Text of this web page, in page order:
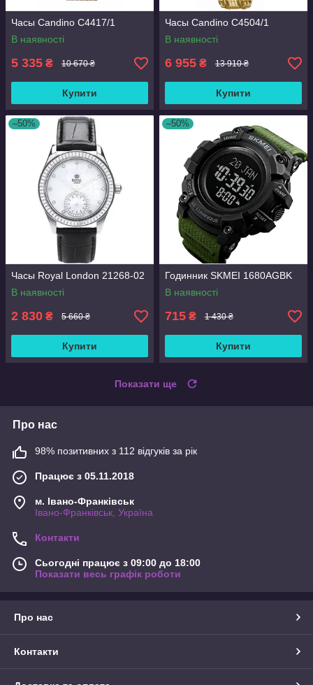
Часы Candino C4417/1
В наявності
5 335 ₴ 10 670 ₴
Купити
Часы Candino C4504/1
В наявності
6 955 ₴ 13 910 ₴
Купити
–50%
Часы Royal London 21268-02
В наявності
2 830 ₴ 5 660 ₴
Купити
–50%
Годинник SKMEI 1680AGBK
В наявності
715 ₴ 1 430 ₴
Купити
Показати ще
Про нас
98% позитивних з 112 відгуків за рік
Працює з 05.11.2018
м. Івано-Франківськ
Івано-Франківськ, Україна
Контакти
Сьогодні працює з 09:00 до 18:00
Показати весь графік роботи
Про нас
Контакти